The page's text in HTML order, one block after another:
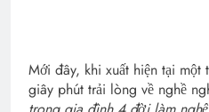
Mới đây, khi xuất hiện tại một
giây phút trải lòng về nghề